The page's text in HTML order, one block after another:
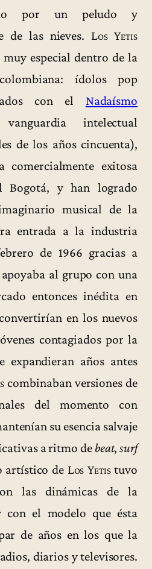
por un peludo y
de las nieves. Los Yetis
muy especial dentro de la
ídolos pop
con el Nadaísmo
intelectual
de los años cincuenta),
comercialmente exitosa
Bogotá, y han logrado
musical de la
entrada a la industria
de 1966 gracias a
al grupo con una
entonces inédita en
en los nuevos
contagiados por la
expandieran años antes
combinaban versiones de
del momento con
su esencia salvaje
a ritmo de beat,surf
artístico de Los Yetistuvo
las dinámicas de la
con el modelo que ésta
de años en los que la
diarios y televisores.